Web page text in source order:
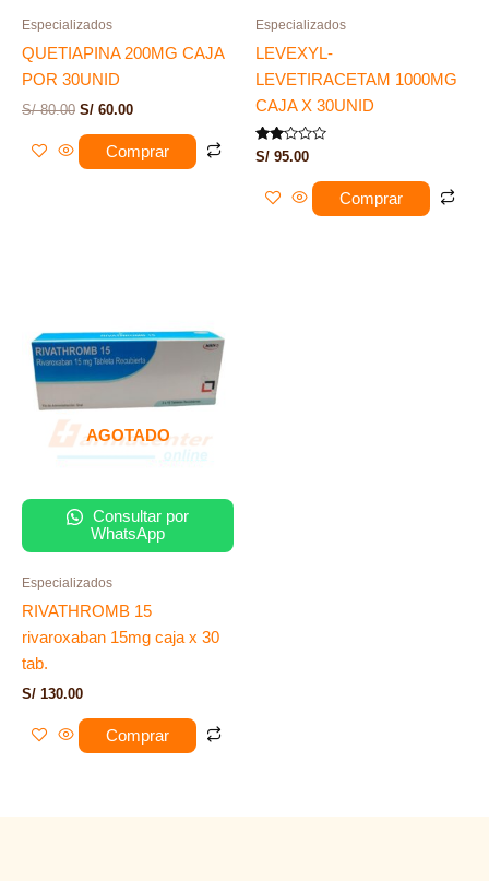
Especializados
QUETIAPINA 200MG CAJA
POR 30UNID
S/80.00 S/ 60.00
Comprar
Especializados
LEVEXYL-
LEVETIRACETAM 1000MG
CAJA X 30UNID
Valorado
con
de 5
S/ 95.00
Comprar
AGOTADO
Consultar por
WhatsApp
Especializados
RIVATHROMB 15
rivaroxaban 15mg caja x 30
tab.
S/ 130.00
Comprar